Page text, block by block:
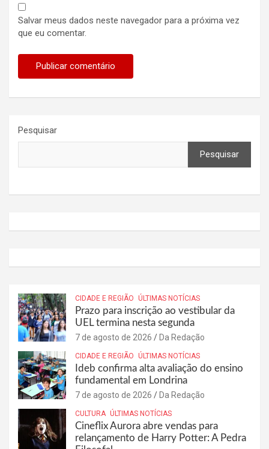
Salvar meus dados neste navegador para a próxima vez
que eu comentar.
Pesquisar
Pesquisar
CIDADE E REGIÃO ÚLTIMAS NOTÍCIAS
Prazo para inscrição ao vestibular da
UEL termina nesta segunda
7 de agosto de 2026 Da Redação
CIDADE E REGIÃO ÚLTIMAS NOTÍCIAS
Ideb confirma alta avaliação do ensino
fundamental em Londrina
7 de agosto de 2026 Da Redação
CULTURA ÚLTIMAS NOTÍCIAS
Cineflix Aurora abre vendas para
relançamento de Harry Potter: A Pedra